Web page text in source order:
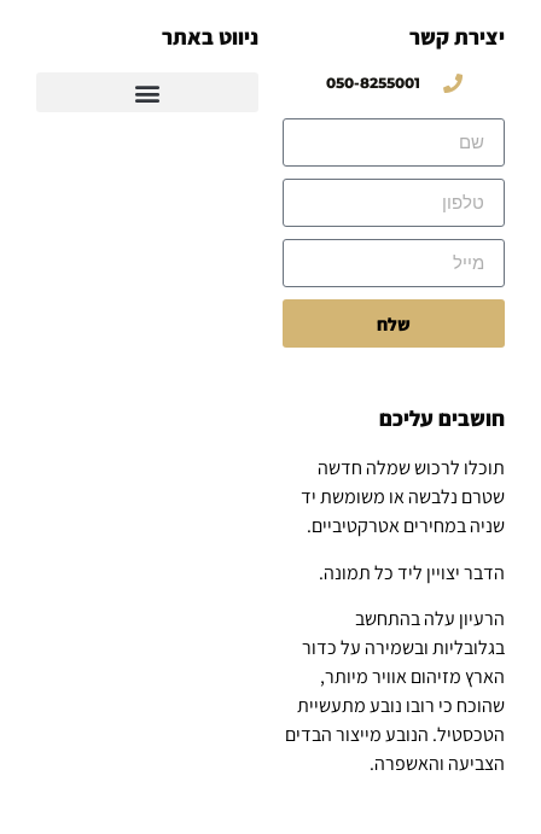
יצירת קשר
050-8255001
שלח
ניווט באתר
חושבים עליכם
תוכלו לרכוש שמלה חדשה
שטרם נלבשה או משומשת יד
שניה במחירים אטרקטיביים.
הדבר יצויין ליד כל תמונה.
הרעיון עלה בהתחשב
בגלובליות ובשמירה על כדור
הארץ מזיהום אוויר מיותר,
שהוכח כי רובו נובע מתעשיית
הטכסטיל. הנובע מייצור הבדים
הצביעה והאשפרה.